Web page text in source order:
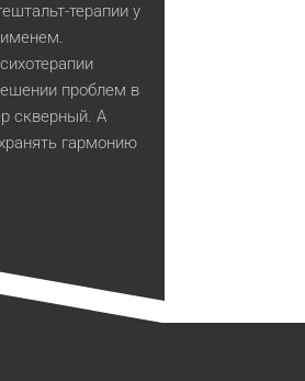
терапии у
проблем в
скверный. А
гармонию